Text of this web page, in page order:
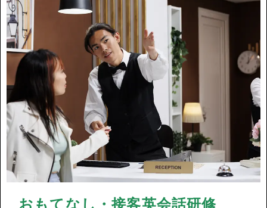
おもてなし・接客英会話研修